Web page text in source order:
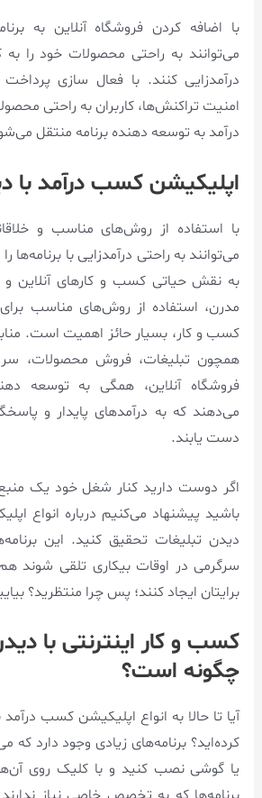
با اضافه کردن فروشگاه آنلاین به
می‌توانند به راحتی محصولات خود را به
درآمدزایی کنند. با فعال سازی پرداخت
امنیت تراکنش‌ها، کاربران به راحتی
درآمد به توسعه دهنده برنامه منتقل
اپلیکیشن کسب درآمد با
با استفاده از روش‌های مناسب و
می‌توانند به راحتی درآمدزایی با برنامه‌ها
به نقش حیاتی کسب و کار‌های آنلاین و
مدرن، استفاده از روش‌های مناسب
کسب و کار، بسیار حائز اهمیت است.
همچون تبلیغات، فروش محصولات،
فروشگاه آنلاین، همگی به توسعه
می‌دهند که به درآمدهای پایدار و
دست یابند.
اگر دوست دارید کنار شغل خود یک
باشید پیشنهاد می‌کنیم درباره انواع
دیدن تبلیغات تحقیق کنید. این
سرگرمی در اوقات بیکاری تلقی شوند
برایتان ایجاد کنند؛ پس چرا منتظرید؟
کسب و کار اینترنتی با
چگونه است؟
آیا تا حالا به انواع اپلیکیشن کسب
کرده‌اید؟ برنامه‌های زیادی وجود دارد که
یا گوشی نصب کنید و با کلیک روی آن‌ها